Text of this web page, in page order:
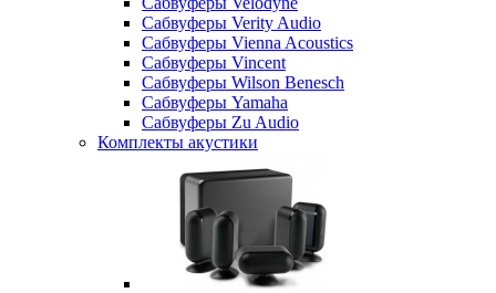
Сабвуферы Verity Audio
Сабвуферы Vienna Acoustics
Сабвуферы Vincent
Сабвуферы Wilson Benesch
Сабвуферы Yamaha
Сабвуферы Zu Audio
Комплекты акустики